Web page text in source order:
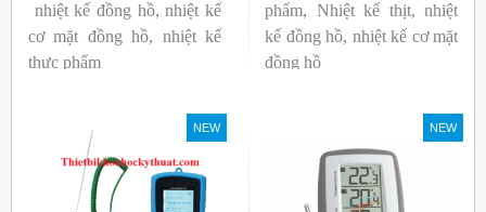
nhiệt kế đồng hồ, nhiệt kế
cơ mặt đồng hồ, nhiệt kế
thực phẩm
Thương hiệu: Blue Gizmo
phẩm, Nhiệt kế thịt, nhiệt
kế đồng hồ, nhiệt kế cơ mặt
đồng hồ
Thương hiệu: Blue Gizmo
NEW NEW